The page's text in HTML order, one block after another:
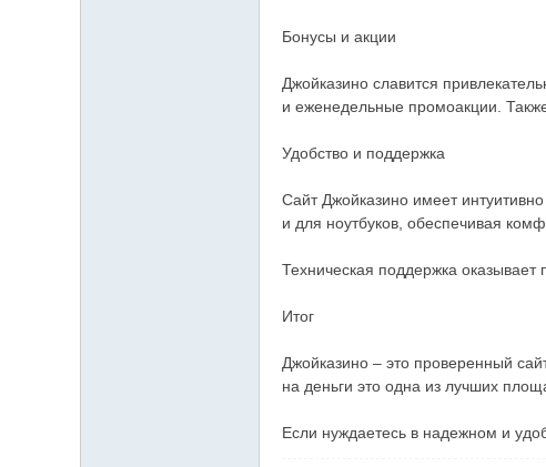
Бонусы и акции
Джойказино славится
и еженедельные промоакции. Также
Удобство и поддержка
Сайт Джойказино имеет
и для ноутбуков, обеспечивая
Техническая поддержка
Итог
Джойказино – это проверенный
на деньги это одна из лучших
Если нуждаетесь в надежном и